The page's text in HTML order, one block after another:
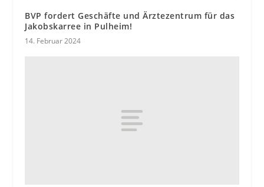
BVP fordert Geschäfte und Ärztezentrum für das
Jakobskarree in Pulheim!
14. Februar 2024